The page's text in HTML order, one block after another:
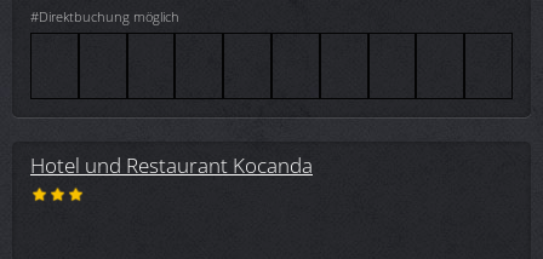
#Direktbuchung möglich
Hotel und Restaurant Kocanda